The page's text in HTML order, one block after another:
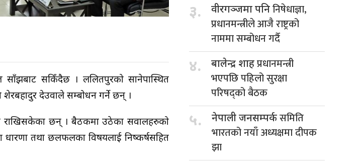
साँझबाट सकिँदैछ । ललितपुरको सानेपास्थित
देउवाले सम्बोधन गर्ने छन् ।
राखिसकेका छन् । बैठकमा उठेका सवालहरुको
तथा छलफलका विषयलाई निष्कर्षसहित
३. वीरगञ्जमा पनिनिषेधाज्ञा,
प्रधानमन्त्रीले आजै राष्ट्रको
नाममा सम्बोधन गर्दै
४. बालेन्द्र शाहप्रधानमन्त्री
भएपछि पहिलो सुरक्षा
परिषद्को बैठक
५. नेपाली जनसम्पर्कसमिति
भारतको नयाँ अध्यक्षमा दीपक
झा